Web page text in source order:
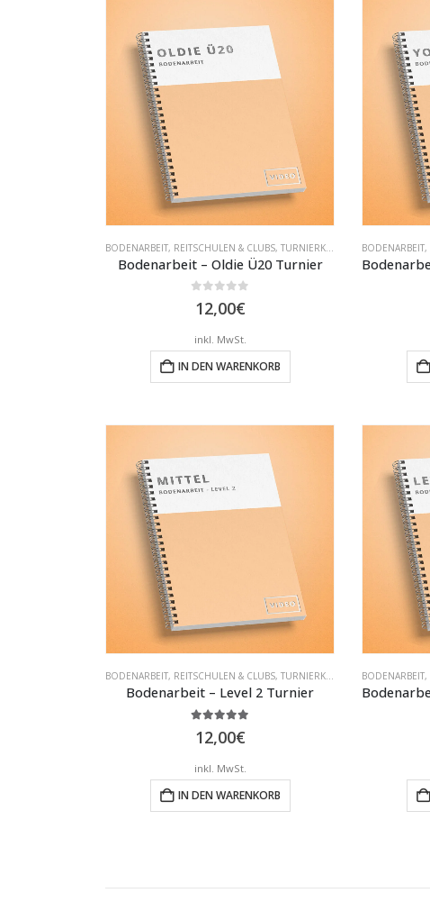
BODENARBEIT, REITSCHULEN & CLUBS, TURNIERKLASSEN
Bodenarbeit – Oldie Ü20 Turnier
12,00€
inkl. MwSt.
IN DEN WARENKORB
BODENARBEIT,
BODENARBEIT, REITSCHULEN & CLUBS, TURNIERKLASSEN
Bodenarbeit – Level 2 Turnier
12,00€
inkl. MwSt.
IN DEN WARENKORB
BODENARBEIT,